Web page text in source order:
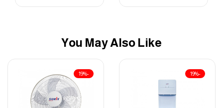
اتش دي 1366X768
You May Also Like
-19%
-19%